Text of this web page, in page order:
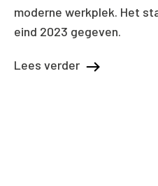
moderne werkplek. Het
eind 2023 gegeven.
Lees verder